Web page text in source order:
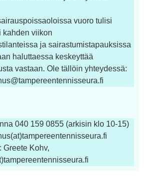
vuoro tulisi
kahden viikon
ja sairastumistapauksissa
haluttaessa keskeyttää
vastaan. Ole tällöin yhteydessä:
040 159 0855 (arkisin klo 10-15)
Greete Kohv,